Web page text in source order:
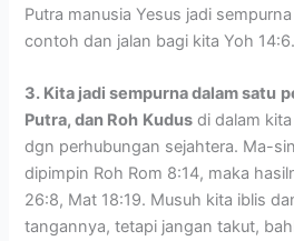
Putra manusia Yesus jadi
contoh dan jalan bagi kita Yoh 14:6.
3. Kita jadi sempurna dalam satu
Putra, dan Roh Kudus di dalam
dgn perhubungan sejahtera. Ma-
dipimpin Roh Rom 8:14, maka
26:8, Mat 18:19. Musuh kita iblis
tangannya, tetapi jangan takut,